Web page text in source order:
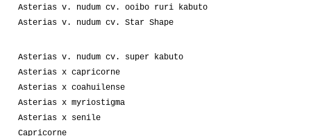
Asterias v. nudum cv. ooibo ruri kabuto
Asterias v. nudum cv. Star Shape
Asterias v. nudum cv. super kabuto
Asterias x capricorne
Asterias x coahuilense
Asterias x myriostigma
Asterias x senile
Capricorne